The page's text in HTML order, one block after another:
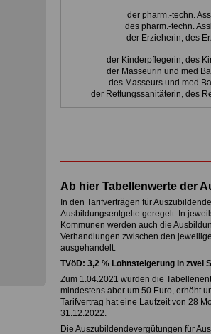
der pharm.-techn.
des pharm.-techn.
der Erzieherin, des
der Kinderpflegerin, des
der Masseurin und med
des Masseurs und med
der Rettungssanitäterin, des
Ab hier Tabellenwerte der
In den Tarifverträgen für
Ausbildungsentgelte geregelt. In
Kommunen werden auch die
Verhandlungen zwischen den
ausgehandelt.
TVöD: 3,2 % Lohnsteigerung in zwei
Zum 1.04.2021 wurden die
mindestens aber um 50 Euro, erhöht
Tarifvertrag hat eine Laufzeit von 28
31.12.2022.
Die Auszubildendevergütungen für